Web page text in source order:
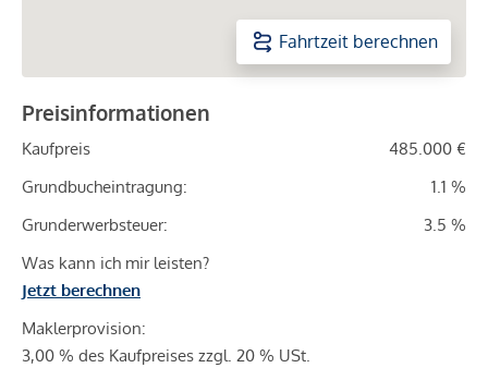
Fahrtzeit berechnen
Preisinformationen
Kaufpreis
485.000 €
Grundbucheintragung:
1.1 %
Grunderwerbsteuer:
3.5 %
Was kann ich mir leisten?
Jetzt berechnen
Maklerprovision:
3,00 % des Kaufpreises zzgl. 20 % USt.